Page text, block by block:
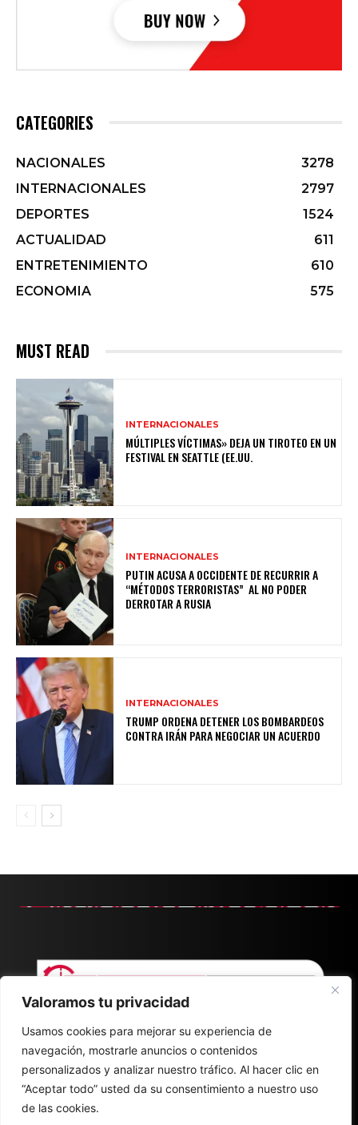
Valoramos tu privacidad
Usamos cookies para mejorar su experiencia de
navegación, mostrarle anuncios o contenidos
personalizados y analizar nuestro tráfico. Al hacer clic en
“Aceptar todo” usted da su consentimiento a nuestro uso
de las cookies.
CATEGORIES
NACIONALES
3278
INTERNACIONALES
2797
DEPORTES
1524
ACTUALIDAD
611
ENTRETENIMIENTO
610
ECONOMIA
575
MUST READ
INTERNACIONALES
MÚLTIPLES VÍCTIMAS» DEJA UN TIROTEO EN UN
FESTIVAL EN SEATTLE (EE.UU.
INTERNACIONALES
PUTIN ACUSA A OCCIDENTE DE RECURRIR A
“MÉTODOS TERRORISTAS” AL NO PODER
DERROTAR A RUSIA
INTERNACIONALES
TRUMP ORDENA DETENER LOS BOMBARDEOS
CONTRA IRÁN PARA NEGOCIAR UN ACUERDO